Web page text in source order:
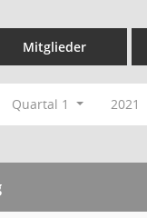
Mitglieder
Quartal 1 2021